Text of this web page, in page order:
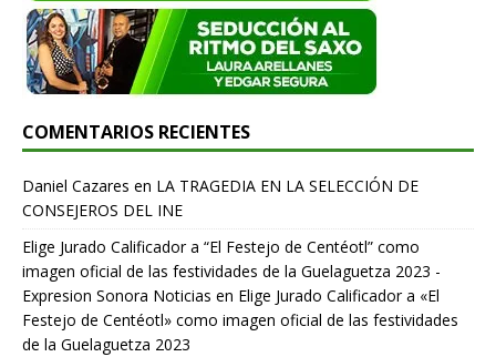
COMENTARIOS RECIENTES
Daniel Cazares en LA TRAGEDIA EN LA SELECCIÓN DE
CONSEJEROS DEL INE
Elige Jurado Calificador a “El Festejo de Centéotl” como
imagen oficial de las festividades de la Guelaguetza 2023 -
Expresion Sonora Noticias en Elige Jurado Calificador a «El
Festejo de Centéotl» como imagen oficial de las festividades
de la Guelaguetza 2023